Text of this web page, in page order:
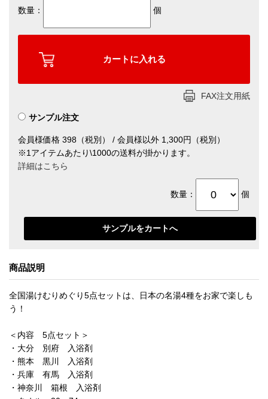
数量： 個
FAX注文用紙
サンプル注文
会員様価格 398（税別） / 会員様以外 1,300円（税別）
※1アイテムあたり\1000の送料が掛かります。
詳細はこちら
数量： 個
商品説明
全国湯けむりめぐり5点セットは、日本の名湯4種をお家で楽しも
う！
＜内容 5点セット＞
・大分 別府 入浴剤
・熊本 黒川 入浴剤
・兵庫 有馬 入浴剤
・神奈川 箱根 入浴剤